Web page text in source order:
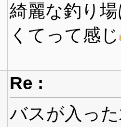
綺麗な釣り
くてって感じ
Re :
バスが入っ